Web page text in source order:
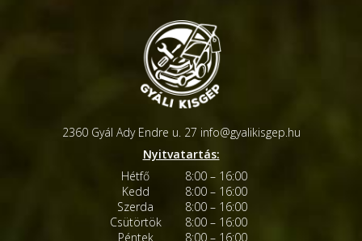
2360 Gyál Ady Endre u. 27 info@gyalikisgep.hu
Nyitvatartás:
Hétfő
8:00 – 16:00
Kedd
8:00 – 16:00
Szerda
8:00 – 16:00
Csütörtök
8:00 – 16:00
Péntek
8:00 – 16:00